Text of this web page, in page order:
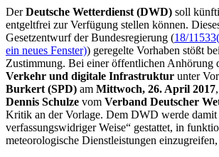
DerDeutsche Wetterdienst (DWD) soll
entgeltfrei zur Verfügung stellen können.
Gesetzentwurf der Bundesregierung (18/11533
ein neues Fenster)) geregelte Vorhaben stößt
Zustimmung. Bei einer öffentlichen Anhörung
Verkehr und digitale Infrastruktur unter
Burkert (SPD) am Mittwoch, 26. April 2017
Dennis Schulze vom Verband Deutscher
Kritik an der Vorlage. Dem DWD werde damit
verfassungswidriger Weise“ gestattet, in
meteorologische Dienstleistungen einzugreifen,